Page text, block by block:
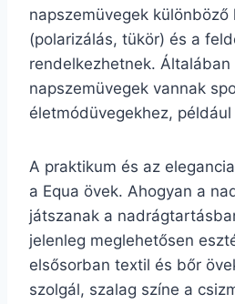
napszemüvegek különböző
(polarizálás, tükör) és a
rendelkezhetnek.
napszemüvegek vannak
életmódüvegekhez,
A praktikum és az
a Equa övek. Ahogyan a
játszanak a
jelenleg meglehetősen
elsősorban textil és bőr
szolgál, szalag színe a